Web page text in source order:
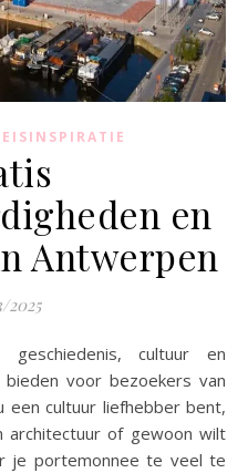
en
Antwerpen
2025
voor bezoekers van
cultuur liefhebber bent,
architectuur of gewoon wilt
je portemonnee te veel te